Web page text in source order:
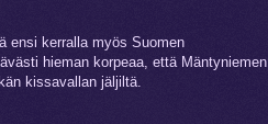
ensi kerralla myös Suomen
hieman korpeaa, että Mäntyniemen
kissavallan jäljiltä.